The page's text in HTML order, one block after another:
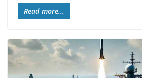
Read more...